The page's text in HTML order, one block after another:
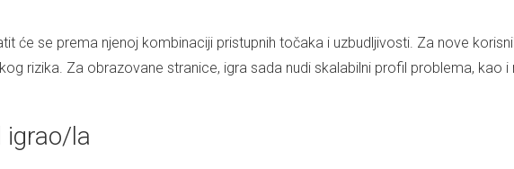
će se prema njenoj kombinaciji pristupnih točaka i uzbudljivosti. Za nove
rizika. Za obrazovane stranice, igra sada nudi skalabilni profil problema, kao
igrao/la